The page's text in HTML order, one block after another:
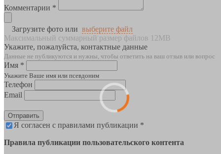
Комментарии *
Загрузите фото или выберите файл
Максимальный суммарный размер файлов 12MB
Укажите, пожалуйста, контактные данные
Данные не публикуются и нужны, чтобы ответить на ваш отзыв или вопрос
Имя *
Укажите Ваше имя или псевдоним
Телефон
Email
Отправить
Я согласен с правилами публикации *
Правила публикации пользовательского контента